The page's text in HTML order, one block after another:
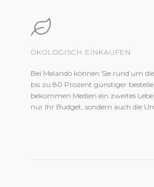
ÖKOLOGISCH EINKAUFEN
Bei Melando können Sie rund um
bis zu 80 Prozent günstiger
bekommen Medien ein zweites
nur Ihr Budget, sondern auch die